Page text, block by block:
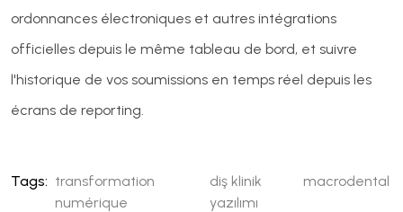
ordonnances électroniques et autres intégrations
officielles depuis le même tableau de bord, et suivre
l'historique de vos soumissions en temps réel depuis les
écrans de reporting.
Tags: transformation
numérique
diş klinik
yazılımı
macrodental